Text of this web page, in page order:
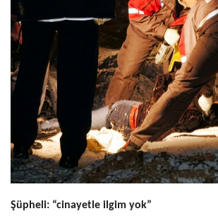
Şüpheli: “cinayetle ilgim yok”